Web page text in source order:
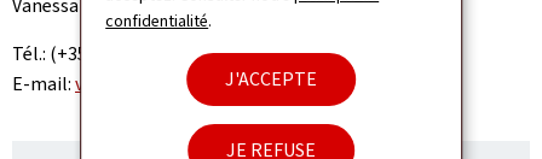
confidentialité.
J'ACCEPTE
JE REFUSE
Vanessa Schummer
Tél.: (+352) 247-86118
E-mail:vanessa.schummer@mt.etat.lu